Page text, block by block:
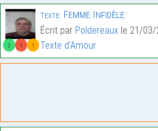
2 1 1
Texte: Femme Infidèle.
Écrit par Poldereaux le 21/
Texte d'Amour